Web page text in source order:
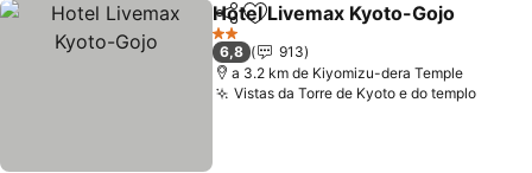
PartilharAdicionar aos favoritos
Hotel Livemax Kyoto-Gojo
2 Estrelas
6,8
913
a 3.2 km de Kiyomizu-dera Temple
Vistas da Torre de Kyoto e do temploVer